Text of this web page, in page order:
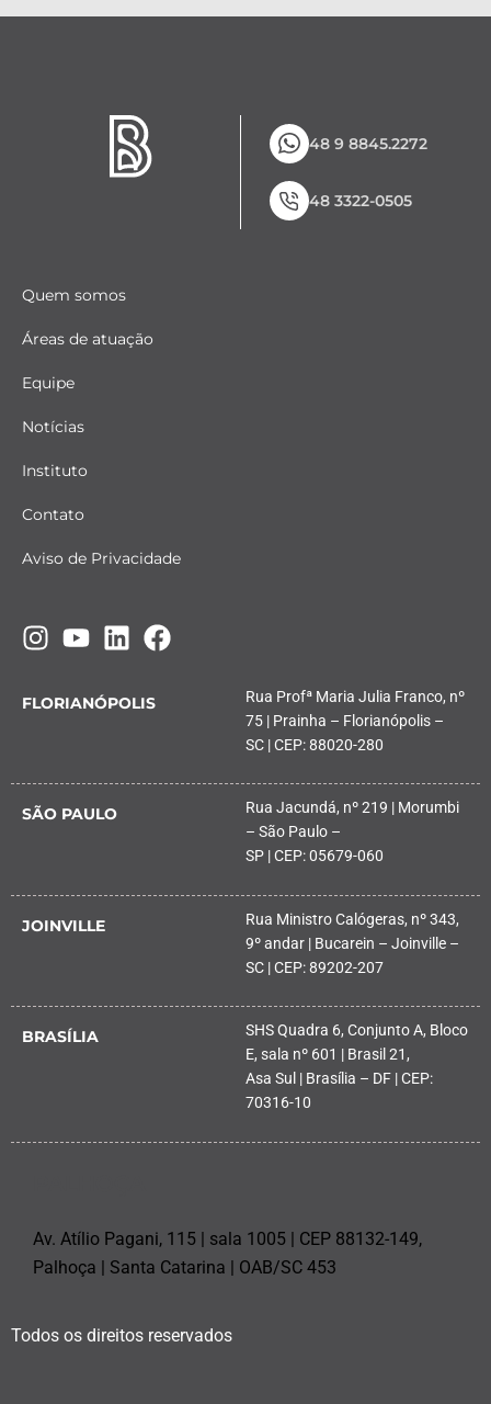
48 9 8845.2272
48 3322-0505
Quem somos
Áreas de atuação
Equipe
Notícias
Instituto
Contato
Aviso de Privacidade
FLORIANÓPOLIS
Rua Profª Maria Julia Franco, nº
75 | Prainha – Florianópolis –
SC | CEP: 88020-280
SÃO PAULO
Rua Jacundá, nº 219 | Morumbi
– São Paulo –
SP | CEP: 05679-060
JOINVILLE
Rua Ministro Calógeras, nº 343,
9º andar | Bucarein – Joinville –
SC | CEP: 89202-207
BRASÍLIA
SHS Quadra 6, Conjunto A, Bloco
E, sala nº 601 | Brasil 21,
Asa Sul | Brasília – DF | CEP:
70316-10
Av. Atílio Pagani, 115 | sala 1005 | CEP 88132-149,
Palhoça | Santa Catarina | OAB/SC 453
Todos os direitos reservados